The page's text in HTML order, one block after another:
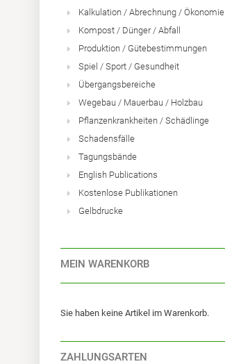
Kalkulation / Abrechnung / Ökonomie
Kompost / Dünger / Abfall
Produktion / Gütebestimmungen
Spiel / Sport / Gesundheit
Übergangsbereiche
Wegebau / Mauerbau / Holzbau
Pflanzenkrankheiten / Schädlinge
Schadensfälle
Tagungsbände
English Publications
Kostenlose Publikationen
Gelbdrucke
MEIN WARENKORB
Sie haben keine Artikel im Warenkorb.
ZAHLUNGSARTEN